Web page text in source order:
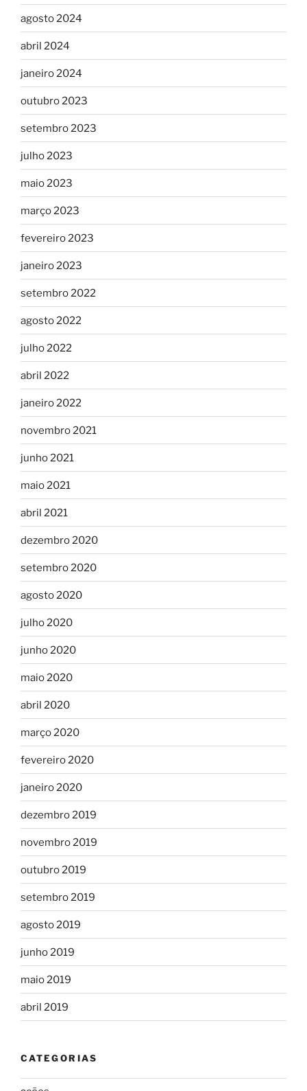
agosto 2024
abril 2024
janeiro 2024
outubro 2023
setembro 2023
julho 2023
maio 2023
março 2023
fevereiro 2023
janeiro 2023
setembro 2022
agosto 2022
julho 2022
abril 2022
janeiro 2022
novembro 2021
junho 2021
maio 2021
abril 2021
dezembro 2020
setembro 2020
agosto 2020
julho 2020
junho 2020
maio 2020
abril 2020
março 2020
fevereiro 2020
janeiro 2020
dezembro 2019
novembro 2019
outubro 2019
setembro 2019
agosto 2019
junho 2019
maio 2019
abril 2019
CATEGORIAS